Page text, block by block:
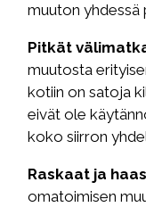
muuton yhdessä
Pitkät
muutosta
kotiin on satoja
eivät ole
koko siirron
Raskaat ja
omatoimisen